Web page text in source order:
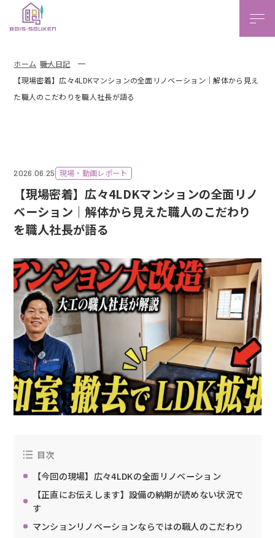
ホーム 職人日記
【現場密着】広々4LDKマンションの全面リノベーション｜解体から見え
た職人のこだわりを職人社長が語る
【現場密着】広々4LDKマンションの全面リノ
ベーション｜解体から見えた職人のこだわり
を職人社長が語る
2026.06.25 現場・動画レポート
目次
【今回の現場】広々4LDKの全面リノベーション
【正直にお伝えします】設備の納期が読めない状況で
す
マンションリノベーションならではの職人のこだわり